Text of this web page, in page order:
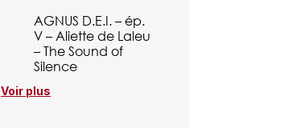
AGNUS D.E.I. – ép.
V – Aliette de Laleu
– The Sound of
Silence
Voir plus